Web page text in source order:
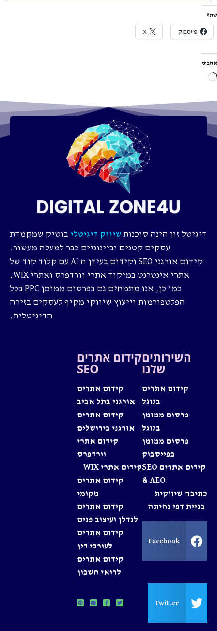
שתף
פייסבוק X
אהבתי
דיגיטל זון הינה סוכנות שיווק דיגיטלי בוטיק שמקמדת
עסקים קטנים וביינוניים כבר למעלה מעשור.
קידום אורגני SEO וקידום בעידן ה AI עם קלוד קוד של
אתרי אינטרנט במיקוד אתרי וורדפרס ואתרי WIX.
כמו כן, אנו מתמחים גם בפרסום ממומן PPC בכל
הפלטפורמות וייעוץ שיווקי מקיף לעסקים בזירה
הדיגיטלית.
השירותים
שלנו
קידום אתרים
בגוגל
פרסום ממומן
בגוגל
פרסום ממומן
בפייסבוק
קידום אתרים SEO
& AEO
כתיבה שיווקית
בניית דפי נחיתה
Facebook
Twitter
קידום אתרים
SEO
קידום אתרים
אורגני בתל אביב
קידום אתרים
אורגני בירושלים
קידום אתרי
וורדפרס
קידום אתרי WIX
קידום אתרים
מקומי
קידום אתרים
לנדלן ועיצוב פנים
קידום אתרים
לעורכי דין
קידום אתרים
לרואי חשבון